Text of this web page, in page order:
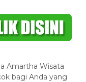
Amartha Wisata
bagi Anda yang